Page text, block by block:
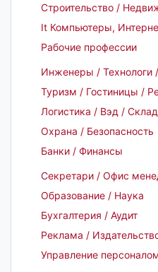
Строительство /
It Компьютеры,
Рабочие профессии
Инженеры / Технологи
Туризм / Гостиницы /
Логистика / Вэд / Склад
Охрана / Безопасность
Банки / Финансы
Секретари / Офис
Образование / Наука
Бухгалтерия / Аудит
Реклама /
Управление